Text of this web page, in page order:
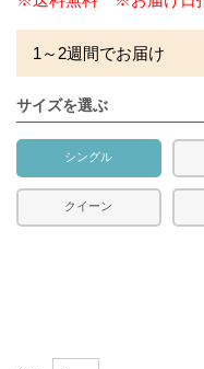
1～2週間でお届け
サイズを選ぶ
シングル
クイーン